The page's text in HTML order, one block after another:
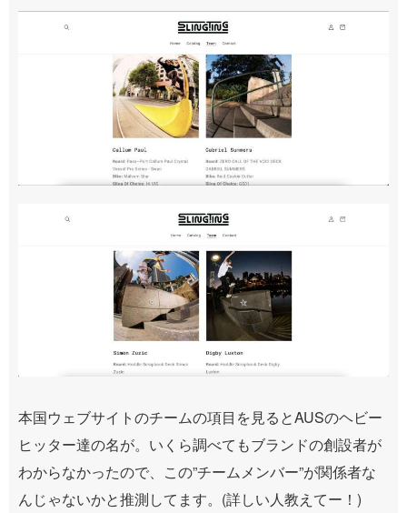
本国ウェブサイトのチームの項目を見るとAUSのヘビー
ヒッター達の名が。いくら調べてもブランドの創設者が
わからなかったので、この”チームメンバー”が関係者な
んじゃないかと推測してます。(詳しい人教えてー！)